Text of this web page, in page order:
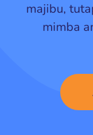
majibu,
mimba